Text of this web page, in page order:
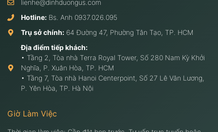
lienhe@dinhduongus.com
Hotline: Bs. Anh 0937.026.095
Trụ sở chính: 64 Đường 47, Phường Tân Tạo, TP. HCM
Địa điểm tiếp khách:
• Tầng 2, Tòa nhà Terra Royal Tower, Số 280 Nam Kỳ Khởi
Nghĩa, P. Xuân Hòa, TP. HCM
• Tầng 7, Tòa nhà Hanoi Centerpoint, Số 27 Lê Văn Lương,
P. Yên Hòa, TP. Hà Nội
Giờ Làm Việc